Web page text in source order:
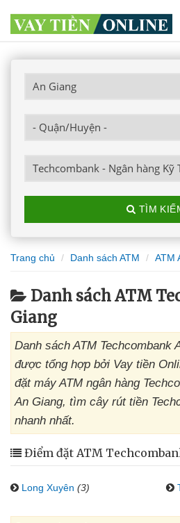
TÌM
Trang chủ Danh sách ATM ATM
Danh sách ATM
Giang
Danh sách ATM Techcombank
được tổng hợp bởi Vay tiền
đặt máy ATM ngân hàng
An Giang, tìm cây rút tiền
nhanh nhất.
Điểm đặt ATM
Long Xuyên (3)